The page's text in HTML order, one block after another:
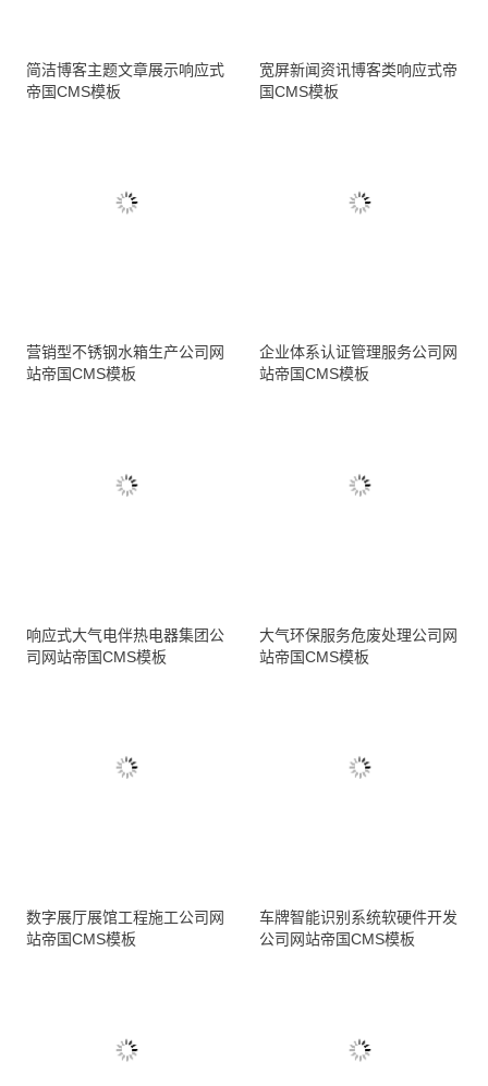
简洁博客主题文章展示响应式
帝国CMS模板
宽屏新闻资讯博客类响应式帝
国CMS模板
营销型不锈钢水箱生产公司网
站帝国CMS模板
企业体系认证管理服务公司网
站帝国CMS模板
响应式大气电伴热电器集团公
司网站帝国CMS模板
大气环保服务危废处理公司网
站帝国CMS模板
数字展厅展馆工程施工公司网
站帝国CMS模板
车牌智能识别系统软硬件开发
公司网站帝国CMS模板